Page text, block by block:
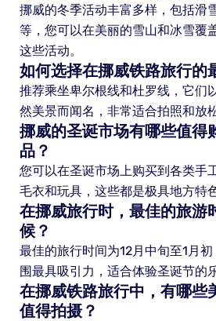
挪威的冬季活动丰富多样，包括滑
等，您可以在美丽的雪山和冰雪覆
这些活动。
如何选择在挪威铁路旅行的
推荐乘坐卑尔根线和杜罗线，它们
然美景而闻名，非常适合拍照和放
挪威的圣诞市场有哪些值得
品？
您可以在圣诞市场上购买到各类手
毛衣和玩具，这些都是极具地方特
在挪威旅行时，最佳的旅游
候？
最佳的旅行时间为12月中旬至1月
围最具吸引力，适合体验圣诞节的
在挪威铁路旅行中，有哪些
值得拍摄？